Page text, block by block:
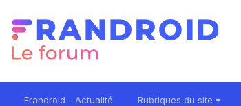
Frandroid - Actualité Rubriques du site